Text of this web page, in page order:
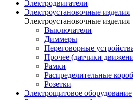
Электродвигатели
Электроустановочные изделия
Электроустановочные изделия
Выключатели
Диммеры
Переговорные
Прочее (датчики
Рамки
Распределительные
Розетки
Электрощитовое оборудование